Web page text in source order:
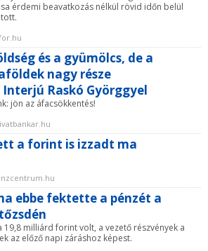
érdemi beavatkozás nélkül rövid időn belül
és a gyümölcs, de a
nagy része
Raskó Györggyel
jön az áfacsökkentés!
a forint is izzadt ma
ebbe fektette a pénzét a
milliárd forint volt, a vezető részvények a
az előző napi záráshoz képest.